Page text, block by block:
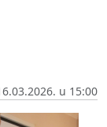
u 15:00